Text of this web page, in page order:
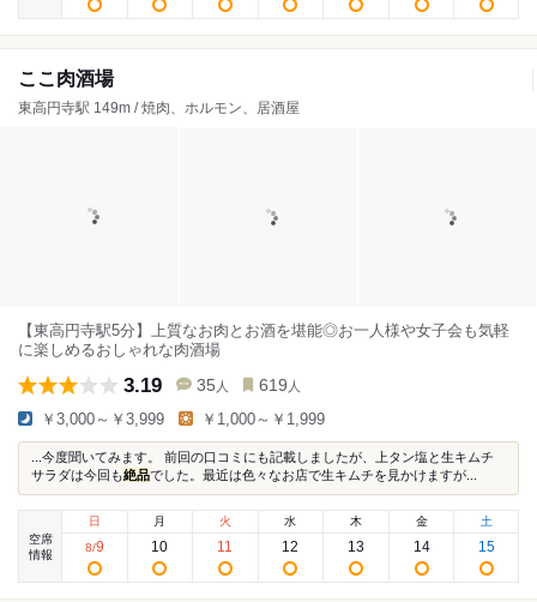
ここ肉酒場
東高円寺駅 149m / 焼肉、ホルモン、居酒屋
【東高円寺駅5分】上質なお肉とお酒を堪能◎お一人様や女子会も気軽
に楽しめるおしゃれな肉酒場
3.19 35 人 619 人
￥3,000～￥3,999 ￥1,000～￥1,999
...今度聞いてみます。 前回の口コミにも記載しましたが、上タン塩と生キムチ
サラダは今回も絶品でした。最近は色々なお店で生キムチを見かけますが...
空席
情報
日
8/9
月
10
火
11
水
12
木
13
金
14
土
15